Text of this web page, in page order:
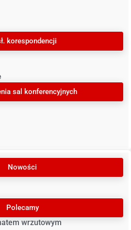
korespondencji
sal konferencyjnych
Nowości
Polecamy
wrzutowym